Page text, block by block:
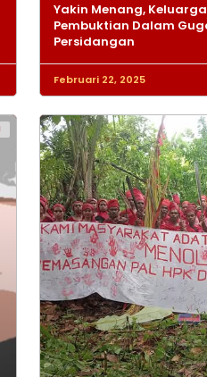
Yakin Menang,
Pembuktian Dalam
Persidangan
Februari 22, 2025